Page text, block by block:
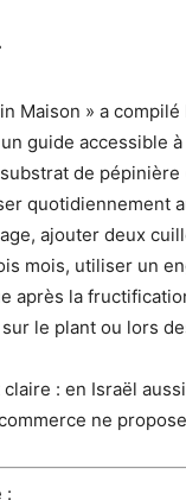
Maison » a
guide accessible
de
quotidiennement
ajouter deux
mois, utiliser un
après la
le plant ou lors
: en Israël
ne
: